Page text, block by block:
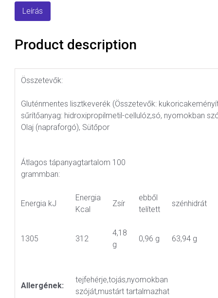
Leírás
Product description
Összetevők:
Gluténmentes lisztkeverék (Összetevők:
sűrítőanyag: hidroxipropilmetil-cellulóz,só, nyomokban
Olaj (napraforgó), Sütőpor
Átlagos tápanyagtartalom 100
grammban:
Energia kJ
Energia
Kcal
Zsír
ebből
telített
szénhidrát
1305 312
4,18
g
0,96 g 63,94 g
Allergének:
tejfehérje,tojás,nyomokban
szóját,mustárt tartalmazhat